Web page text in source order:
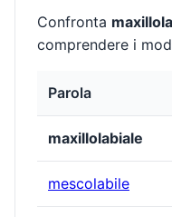
Confronta
comprendere i
Parola
maxillolabiale
mescolabile